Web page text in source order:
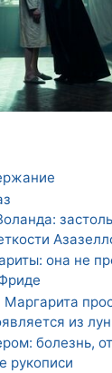
она не
из
болезнь,
рукописи